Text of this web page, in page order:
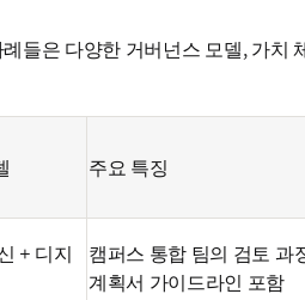
은 다양한 거버넌스 모델, 가치
주요 특징
+ 디지
캠퍼스 통합 팀의 검토 과
계획서 가이드라인 포함